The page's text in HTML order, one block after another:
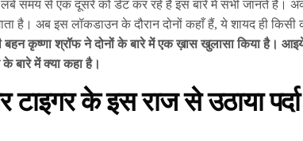
लंबे समय से एक दूसरे को डेट कर रहे हैं इस बारे में सभी जानते हैं।
है। अब इस लॉकडाउन के दौरान दोनों कहाँ हैं, ये शायद ही किसी
बहन कृष्णा श्रॉफ ने दोनों के बारे में एक ख़ास खुलासा किया है।
के बारे में क्या कहा है।
टाइगर के इस राज से उठाया पर्दा